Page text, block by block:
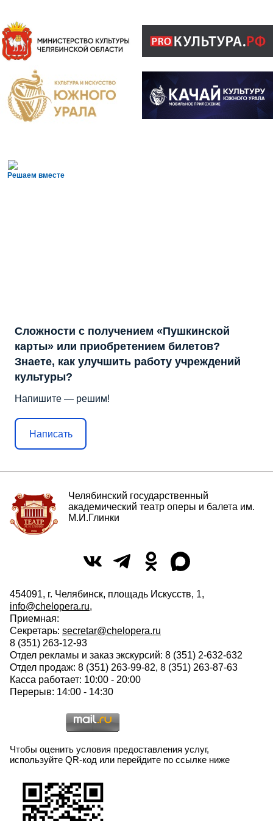
Решаем вместе
Сложности с получением «Пушкинской
карты» или приобретением билетов?
Знаете, как улучшить работу учреждений
культуры?
Напишите — решим!
Написать
Челябинский государственный
академический театр оперы и балета им.
М.И.Глинки
454091, г. Челябинск, площадь Искусств, 1,
info@chelopera.ru,
Приемная:
Секретарь: secretar@chelopera.ru
8 (351) 263-12-93
Отдел рекламы и заказ экскурсий: 8 (351) 2-632-632
Отдел продаж: 8 (351) 263-99-82, 8 (351) 263-87-63
Касса работает: 10:00 - 20:00
Перерыв: 14:00 - 14:30
Чтобы оценить условия предоставления услуг,
используйте QR-код или перейдите по ссылке ниже